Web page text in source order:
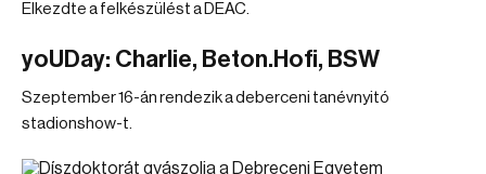
Elkezdte a felkészülést a DEAC.
yoUDay: Charlie, Beton.Hofi, BSW
Szeptember 16-án rendezik a deberceni tanévnyitó
stadionshow-t.